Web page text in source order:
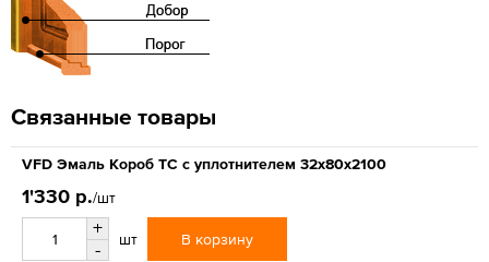
Связанные товары
VFD Эмаль Короб ТС с уплотнителем 32x80x2100
1'330 р./шт
+
-
шт В корзину